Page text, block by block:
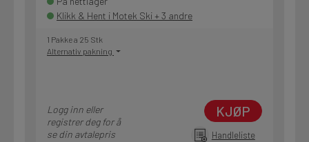
Klikk & Hent i Motek Ski + 3 andre
1 Pakke a 25 Stk
Alternativ pakning
Logg inn eller
registrer deg for å
se din avtalepris
KJØP
Handleliste